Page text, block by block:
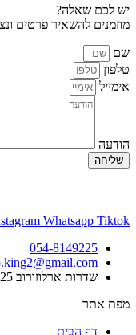
יש לכם שאלה?
מוזמנים להשאיר פרטים
שם
טלפון
אימייל
הודעה
שליחה
Whatsapp Tiktok
054-8149225
שדרות ארלוזורוב 25, עפולה
מפת אתר
דף הבית